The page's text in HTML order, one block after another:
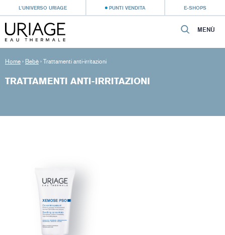
L'UNIVERSO URIAGE PUNTI VENDITA E-SHOPS
MENÙ
Home › Bebè › Trattamenti anti-irritazioni
TRATTAMENTI ANTI-IRRITAZIONI